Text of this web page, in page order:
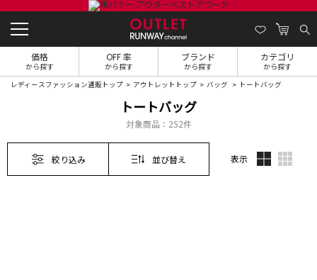
価格
から探す
OFF 率
から探す
ブランド
から探す
カテゴリ
から探す
レディースファッション通販トップ アウトレットトップ バッグ トートバッグ
トートバッグ
対象商品： 252件
絞り込み 並び替え 表示